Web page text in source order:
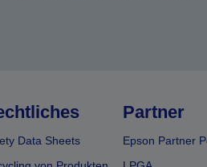
Data Sheets
Partner
Epson Partner